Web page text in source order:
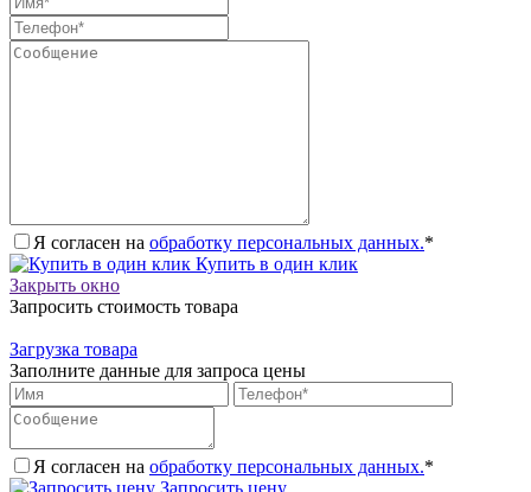
Я согласен на обработку персональных данных.*
Купить в один клик
Закрыть окно
Запросить стоимость товара
Загрузка товара
Заполните данные для запроса цены
Я согласен на обработку персональных данных.*